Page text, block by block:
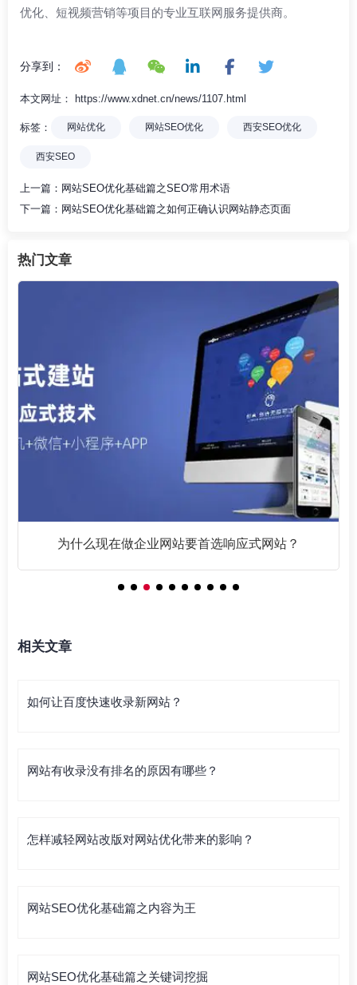
优化、短视频营销等项目的专业互联网服务提供商。
分享到：
本文网址： https://www.xdnet.cn/news/1107.html
标签： 网站优化 网站SEO优化 西安SEO优化
西安SEO
上一篇： 网站SEO优化基础篇之SEO常用术语
下一篇： 网站SEO优化基础篇之如何正确认识网站静态页面
热门文章
为什么现在做企业网站要首选响应式网站？
相关文章
如何让百度快速收录新网站？
网站有收录没有排名的原因有哪些？
怎样减轻网站改版对网站优化带来的影响？
网站SEO优化基础篇之内容为王
网站SEO优化基础篇之关键词挖掘